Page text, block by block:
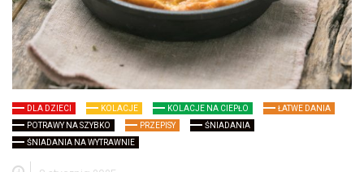
DLA DZIECI KOLACJE KOLACJE NA CIEPŁO
ŁATWE DANIA
POTRAWY NA SZYBKO
PRZEPISY
ŚNIADANIA
ŚNIADANIA NA WYTRAWNIE